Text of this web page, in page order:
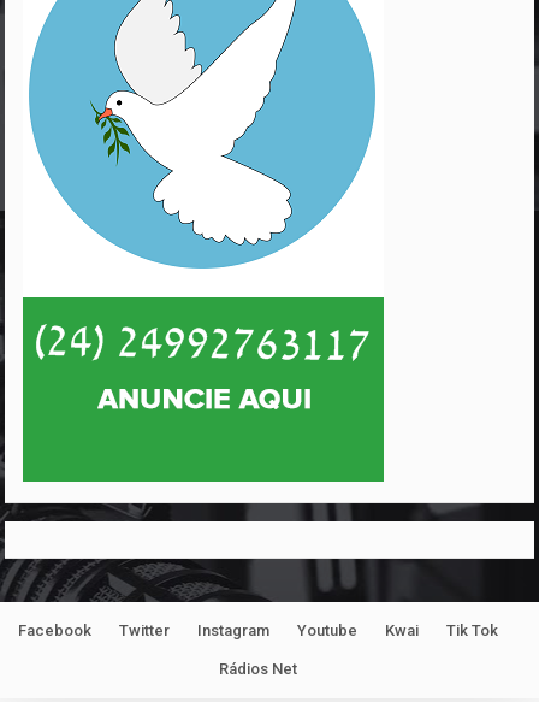
Facebook Twitter Instagram Youtube Kwai Tik Tok
Rádios Net